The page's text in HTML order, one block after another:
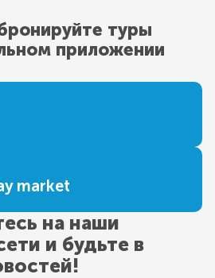
туры
приложении
market
на наши
и будьте в